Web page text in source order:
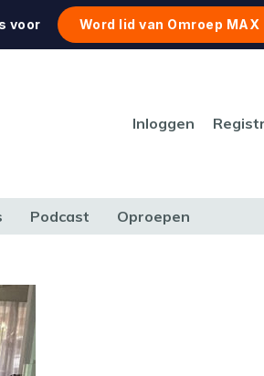
voor Word lid van Omroep MAX
Inloggen
Podcast Oproepen